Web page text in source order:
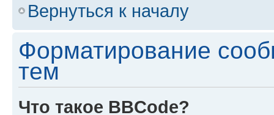
Вернуться к началу
Форматирование
тем
Что такое BBCode?